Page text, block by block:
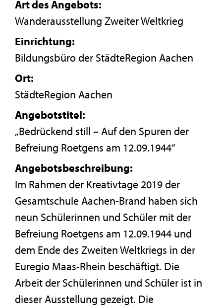
Art des Angebots:
Wanderausstellung Zweiter Weltkrieg
Einrichtung:
Bildungsbüro der StädteRegion Aachen
Ort:
StädteRegion Aachen
Angebotstitel:
„Bedrückend still – Auf den Spuren der
Befreiung Roetgens am 12.09.1944“
Angebotsbeschreibung:
Im Rahmen der Kreativtage 2019 der
Gesamtschule Aachen-Brand haben sich
neun Schülerinnen und Schüler mit der
Befreiung Roetgens am 12.09.1944 und
dem Ende des Zweiten Weltkriegs in der
Euregio Maas-Rhein beschäftigt. Die
Arbeit der Schülerinnen und Schüler ist in
dieser Ausstellung gezeigt. Die